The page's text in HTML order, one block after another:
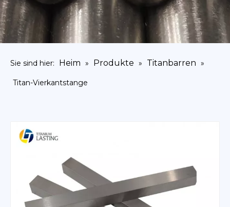
Sie sind hier: Heim » Produkte » Titanbarren »
Titan-Vierkantstange